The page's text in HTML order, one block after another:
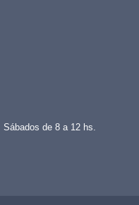
de 8 a 12 hs.